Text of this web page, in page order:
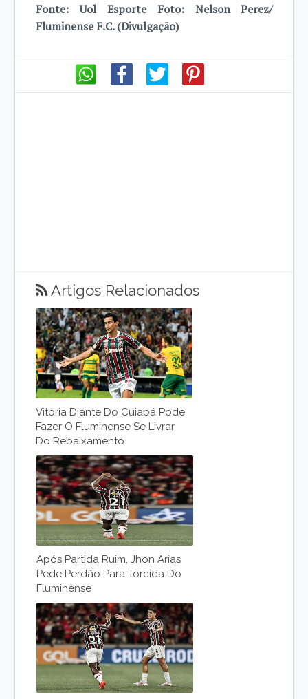
Fonte: Uol Esporte Foto: Nelson Perez/
Fluminense F.C. (Divulgação)
Artigos Relacionados
Vitória Diante Do Cuiabá Pode
Fazer O Fluminense Se Livrar
Do Rebaixamento
Após Partida Ruim, Jhon Arias
Pede Perdão Para Torcida Do
Fluminense